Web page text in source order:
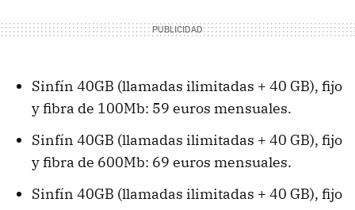
Sinfín 40GB (llamadas ilimitadas + 40 GB), fijo
y fibra de 100Mb: 59 euros mensuales.
Sinfín 40GB (llamadas ilimitadas + 40 GB), fijo
y fibra de 600Mb: 69 euros mensuales.
Sinfín 40GB (llamadas ilimitadas + 40 GB), fijo